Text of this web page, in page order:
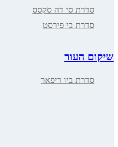
סדרת סי דה סקסס
סדרת בי פירסט
שיקום העור
סדרת ביו ריפאר